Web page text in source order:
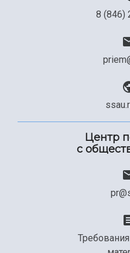
8 (846)
Центр
с